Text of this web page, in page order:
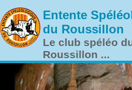
Entente
du Roussillon
Le club spéléo
Roussillon ...